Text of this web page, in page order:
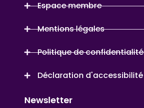
Espace membre
Mentions légales
Politique de confidentialité
Déclaration d'accessibilité
Newsletter